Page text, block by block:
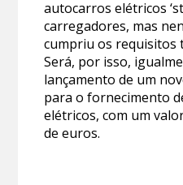
autocarros elétricos
carregadores, mas
cumpriu os requisitos
Será, por isso,
lançamento de um
para o fornecimento
elétricos, com um
de euros.